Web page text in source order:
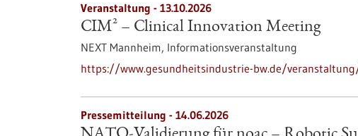
Veranstaltung - 13.10.2026
CIM² – Clinical Innovation Meeting
NEXT Mannheim, Informationsveranstaltung
https://www.gesundheitsindustrie-bw.de/
Pressemitteilung - 14.06.2026